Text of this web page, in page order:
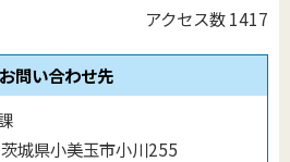
アクセス数1417
問い合わせ先
城県小美玉市小川255